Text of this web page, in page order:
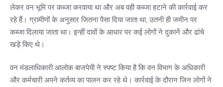
लेकर वन भूमि पर कब्जा करवाया था और अब वही कब्जा हटाने की कार्रवाई कर
रहे हैं। ग्रामीणों के अनुसार जितना पैसा दिया जाता था, उतनी ही जमीन पर
कब्जा दिलाया जाता था। इन्हीं दावों के आधार पर कई लोगों ने दुकानें और ढांचे
खड़े किए थे।
वन मंडलाधिकारी आलोक बाजपेयी ने स्पष्ट किया है कि वन विभाग के अधिकारी
और कर्मचारी अपने कर्तव्य का पालन कर रहे थे। कार्रवाई के दौरान जिन लोगों ने